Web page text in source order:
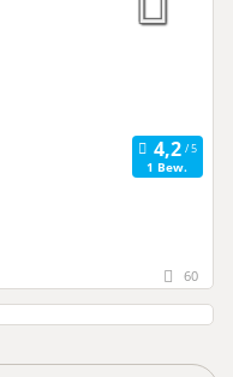
1 Bew.
60